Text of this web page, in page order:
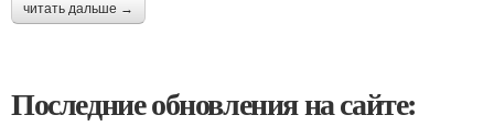
читать дальше →
Последние обновления на сайте: